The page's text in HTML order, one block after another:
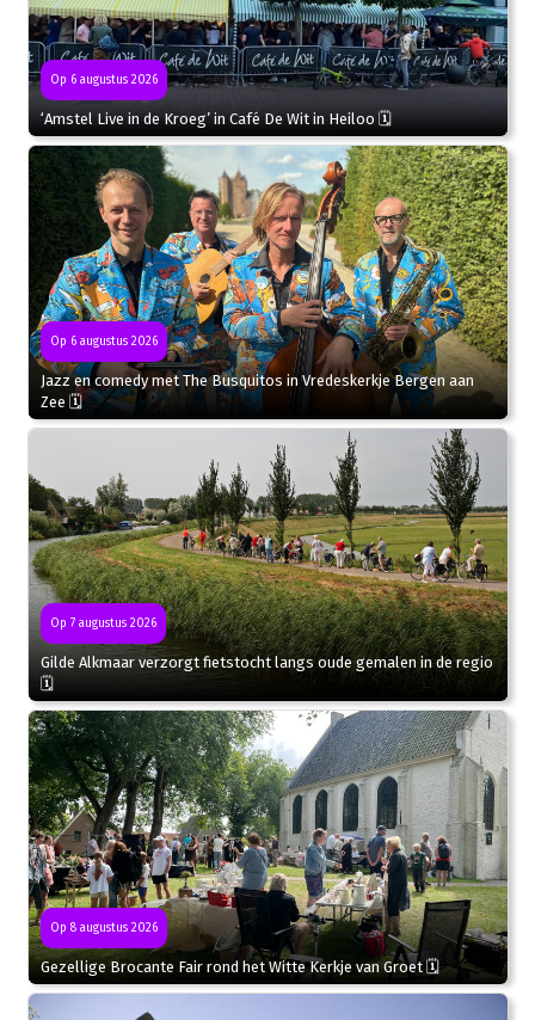
Op 6 augustus 2026
‘Amstel Live in de Kroeg’ in Café De Wit in Heiloo 🗓
Op 6 augustus 2026
Jazz en comedy met The Busquitos in Vredeskerkje Bergen aan
Zee 🗓
Op 7 augustus 2026
Gilde Alkmaar verzorgt fietstocht langs oude gemalen in de regio
🗓
Op 8 augustus 2026
Gezellige Brocante Fair rond het Witte Kerkje van Groet 🗓